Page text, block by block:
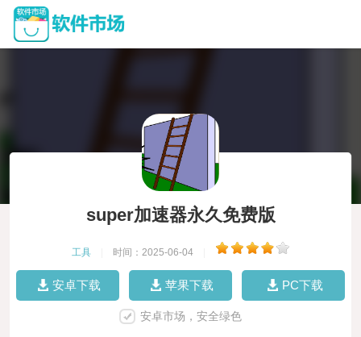
super加速器永久免费版
工具 时间：2025-06-04
安卓下载 苹果下载 PC下载
安卓市场，安全绿色